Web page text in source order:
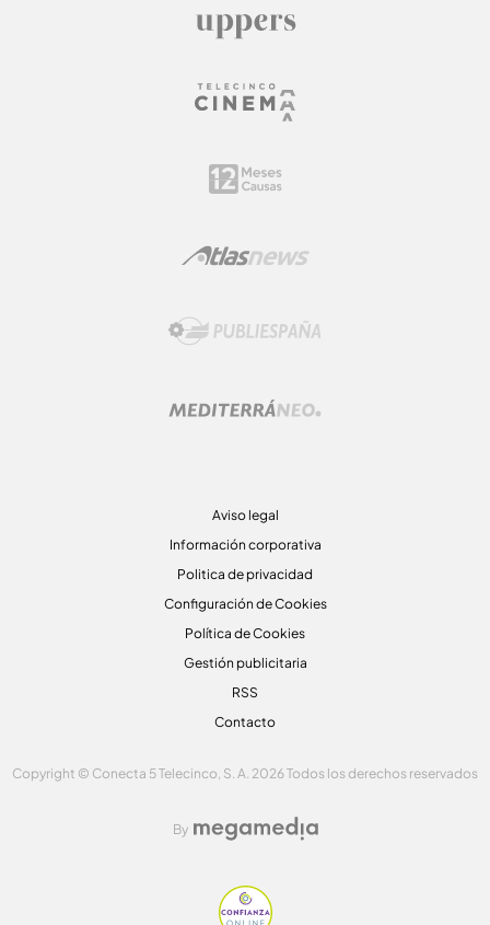
Aviso legal
Información corporativa
Politica de privacidad
Configuración de Cookies
Política de Cookies
Gestión publicitaria
RSS
Contacto
Copyright © Conecta 5 Telecinco, S. A. 2026 Todos los derechos reservados
By